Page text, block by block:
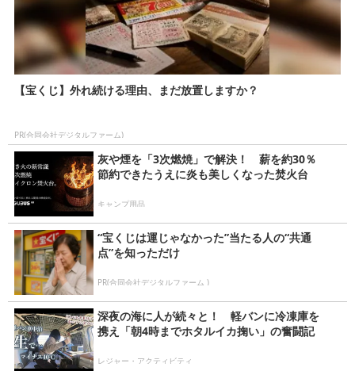
【宝くじ】外れ続ける理由、まだ放置しますか？
PR(合同会社デジタルファーム)
灰や煙を「3次燃焼」で解決！ 薪を約30％
節約できたうえに炎も美しくなった焚火台
キャンプ用品
“宝くじは運じゃなかった”当たる人の“共通
点”を知っただけ
PR(合同会社デジタルファーム )
深夜の海に人が続々と！ 軽バンに冷凍庫を
携え「朝4時までホタルイカ掬い」の奮闘記
レジャー・アクティビティ